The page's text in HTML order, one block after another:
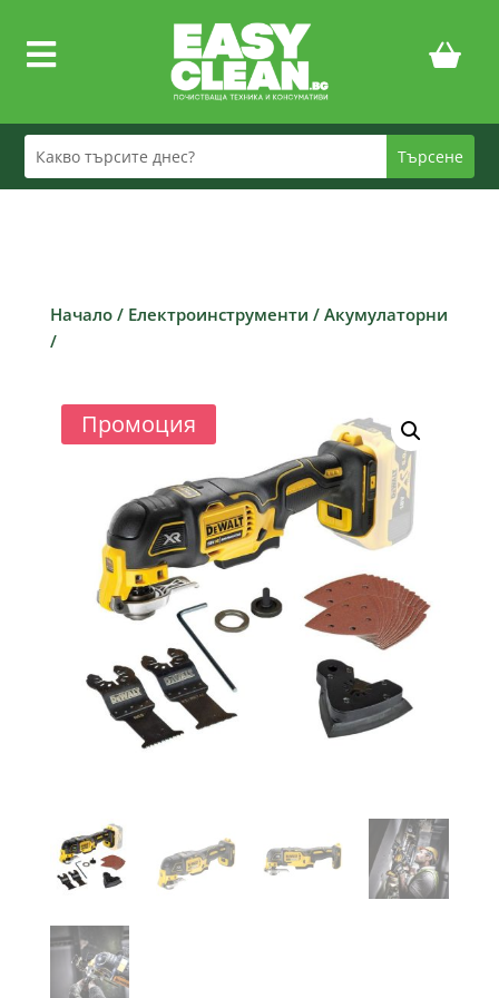

Начало/ Електроинструменти / Акумулаторни
/
Промоция